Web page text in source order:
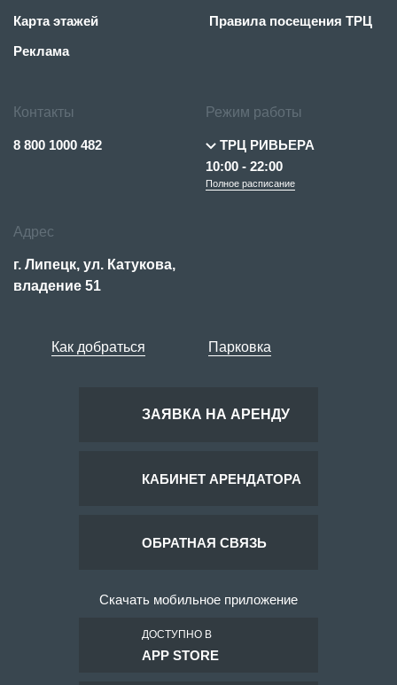
Адрес
г. Липецк, ул. Катукова,
владение 51
Как добраться Парковка
ЗАЯВКА НА АРЕНДУ
Контакты
8 800 1000 482
Режим работы
ТРЦ РИВЬЕРА
10:00 - 22:00
Полное расписание
Карта этажей
Реклама
Правила посещения ТРЦ
КАБИНЕТ АРЕНДАТОРА
ОБРАТНАЯ СВЯЗЬ
Скачать мобильное приложение
ДОСТУПНО В
APP STORE